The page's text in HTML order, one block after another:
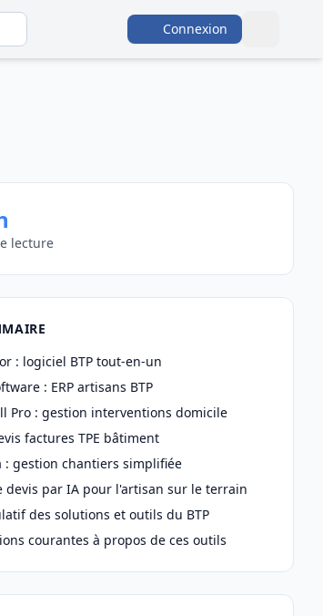
Connexion
lecture
: logiciel BTP tout-en-un
: ERP artisans BTP
Pro : gestion interventions domicile
factures TPE bâtiment
: gestion chantiers simplifiée
devis par IA pour l'artisan sur le terrain
des solutions et outils du BTP
courantes à propos de ces outils